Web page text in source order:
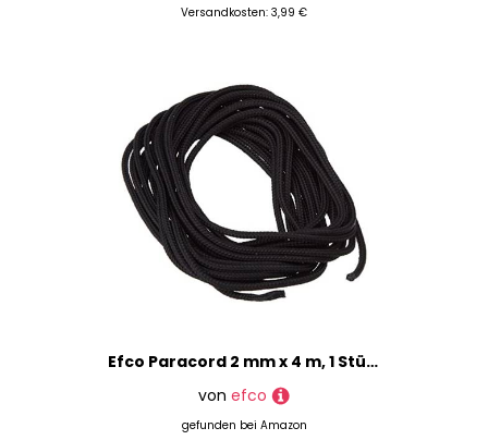
Versandkosten: 3,99 €
Efco Paracord 2 mm x 4 m, 1 Stück, schwarz, Polyester-Mischgewebe, 20 x 10 x 5 cm
von efco
gefunden bei Amazon